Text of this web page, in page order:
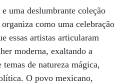
uma deslumbrante coleção
como uma celebração
essas artistas articularam
moderna, exaltando a
de natureza mágica,
O povo mexicano,